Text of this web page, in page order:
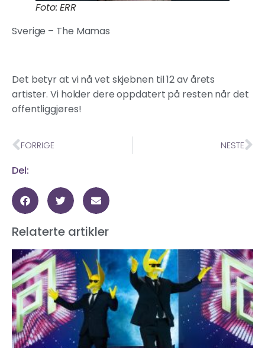
Foto: ERR
Sverige – The Mamas
Det betyr at vi nå vet skjebnen til 12 av årets
artister. Vi holder dere oppdatert på resten når det
offentliggjøres!
FORRIGE NESTE
Del:
Relaterte artikler